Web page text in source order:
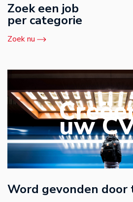
Zoek een job
per categorie
Zoek nu
uw
Word gevonden door